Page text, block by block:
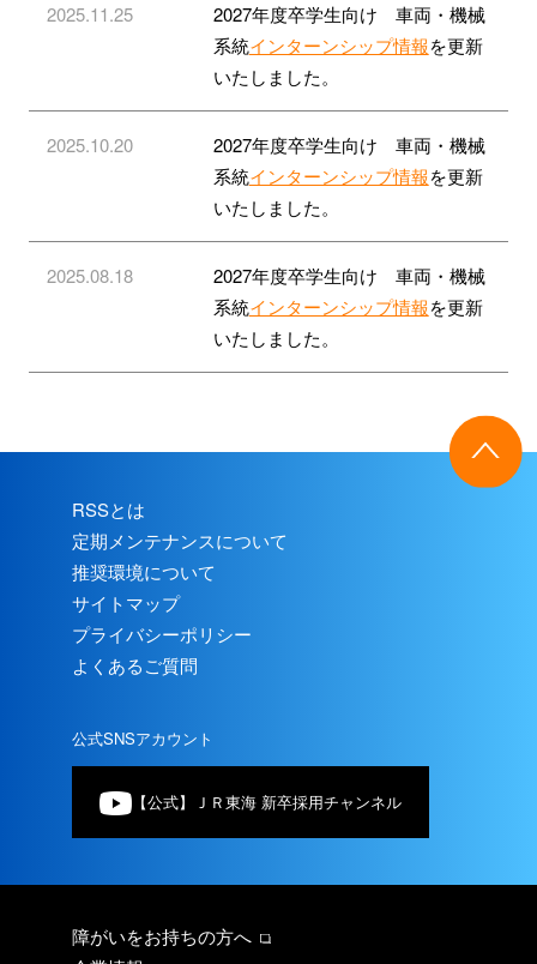
2025.11.25
2027年度卒学生向け 車両・機械
系統インターンシップ情報を更新
いたしました。
2025.10.20
2027年度卒学生向け 車両・機械
系統インターンシップ情報を更新
いたしました。
2025.08.18
2027年度卒学生向け 車両・機械
系統インターンシップ情報を更新
いたしました。
RSSとは
定期メンテナンスについて
推奨環境について
サイトマップ
プライバシーポリシー
よくあるご質問
公式SNSアカウント
【公式】ＪＲ東海 新卒採用チャンネル
障がいをお持ちの方へ